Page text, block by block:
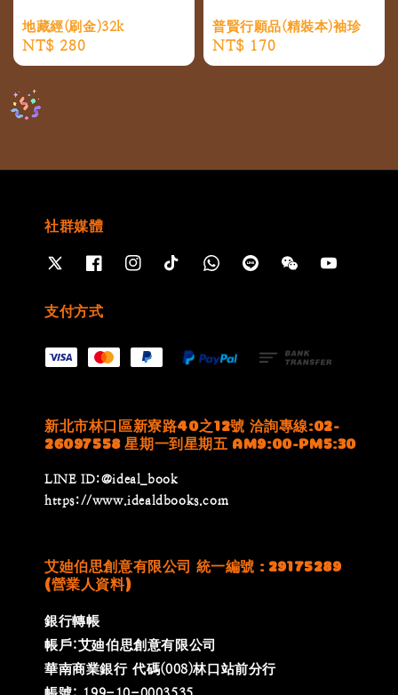
地藏經(刷金)32k
Regular
price
NT$ 280
普賢行願品(精裝本)袖珍
Regular
price
NT$ 170
社群媒體
支付方式
新北市林口區新寮路40之12號 洽詢專線:02-
26097558 星期一到星期五 AM9:00-PM5:30
LINE ID:@ideal_book
https://www.idealdbooks.com
艾廸伯思創意有限公司 統一編號 : 29175289
(營業人資料)
銀行轉帳
帳戶:艾廸伯思創意有限公司
華南商業銀行 代碼(008)林口站前分行